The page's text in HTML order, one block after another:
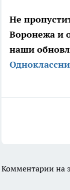
Не
Воронежа и
наши
Комментарии на